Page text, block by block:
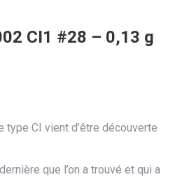
CI1 #28 – 0,13 g
type CI vient d’être découverte
que l’on a trouvé et qui a